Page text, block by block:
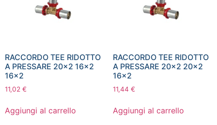
RACCORDO TEE RIDOTTO
A PRESSARE 20×2 16×2
16×2
11,02 €
Aggiungi al carrello
RACCORDO TEE RIDOTTO
A PRESSARE 20×2 20×2
16×2
11,44 €
Aggiungi al carrello